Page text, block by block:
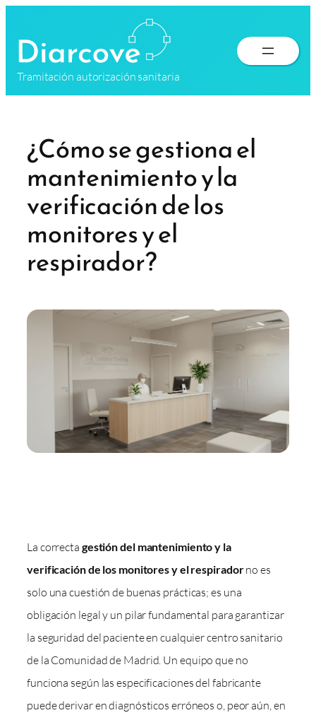
contenido
Tramitación autorización sanitaria
¿Cómo se gestiona el
mantenimiento y la
verificación de los
monitores y el
respirador?
La correcta gestión del mantenimiento y la
verificación de los monitores y el respiradorno es
solo una cuestión de buenas prácticas; es una
obligación legal y un pilar fundamental para garantizar
la seguridad del paciente en cualquier centro sanitario
de la Comunidad de Madrid. Un equipo que no
funciona según las especificaciones del fabricante
puede derivar en diagnósticos erróneos o, peor aún, en